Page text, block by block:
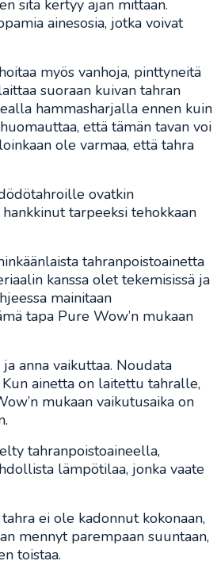
sitä kertyy ajan mittaan.
ainesosia, jotka voivat
myös vanhoja, pinttyneitä
suoraan kuivan tahran
hammasharjalla ennen kuin
että tämän tavan voi
ole varmaa, että tahra
ovatkin
tarpeeksi tehokkaan
tahranpoistoainetta
kanssa olet tekemisissä ja
mainitaan
tapa Pure Wow’n mukaan
anna vaikuttaa. Noudata
ainetta on laitettu tahralle,
mukaan vaikutusaika on
tahranpoistoaineella,
lämpötilaa, jonka vaate
ei ole kadonnut kokonaan,
mennyt parempaan suuntaan,
toistaa.